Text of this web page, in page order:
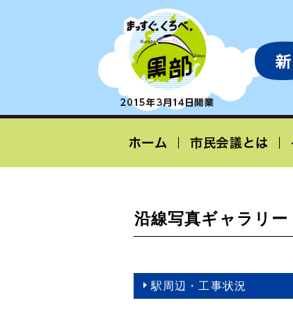
沿線写真ギャラリー
駅周辺・工事状況